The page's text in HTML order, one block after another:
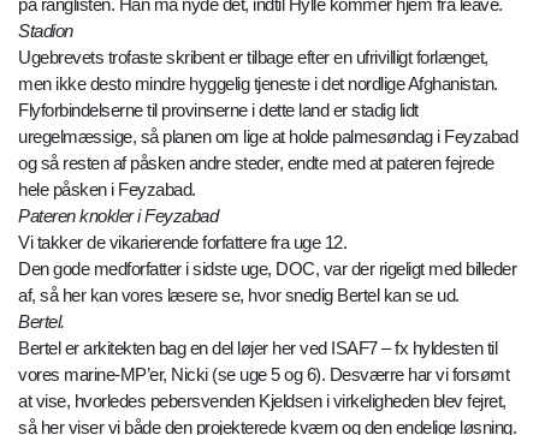
på ranglisten. Han må nyde det, indtil Hylle kommer hjem fra leave.
Stadion
Ugebrevets trofaste skribent er tilbage efter en ufrivilligt forlænget,
men ikke desto mindre hyggelig tjeneste i det nordlige Afghanistan.
Flyforbindelserne til provinserne i dette land er stadig lidt
uregelmæssige, så planen om lige at holde palmesøndag i Feyzabad
og så resten af påsken andre steder, endte med at pateren fejrede
hele påsken i Feyzabad.
Pateren knokler i Feyzabad
Vi takker de vikarierende forfattere fra uge 12.
Den gode medforfatter i sidste uge, DOC, var der rigeligt med billeder
af, så her kan vores læsere se, hvor snedig Bertel kan se ud.
Bertel.
Bertel er arkitekten bag en del løjer her ved ISAF7 – fx hyldesten til
vores marine-MP’er, Nicki (se uge 5 og 6). Desværre har vi forsømt
at vise, hvorledes pebersvenden Kjeldsen i virkeligheden blev fejret,
så her viser vi både den projekterede kværn og den endelige løsning.